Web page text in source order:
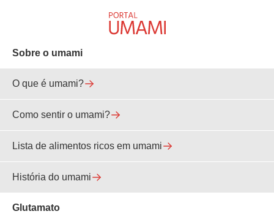
Sobre o umami
O que é umami?
Como sentir o umami?
Lista de alimentos ricos em umami
História do umami
Glutamato